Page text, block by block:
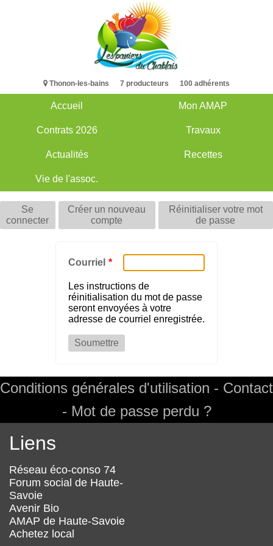
Thonon-les-bains 7 producteurs 100 adhérents
Accueil Mon AMAP
Contrats 2026 Travaux
Actualités Recettes
Vie de l'assoc.
Primary
Se
connecter
Créer un nouveau
compte
Réinitialiser votre mot
de passe
actif)
Courriel
Les instructions de
réinitialisation du mot de passe
seront envoyées à votre
adresse de courriel enregistrée.
Footer
Conditions générales d'utilisation
Contact
Mot de passe perdu ?
Liens
Réseau éco-conso 74
Forum social de Haute-
Savoie
Avenir Bio
AMAP de Haute-Savoie
Achetez local